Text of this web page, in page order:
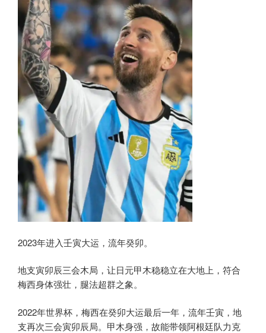
2023年进入壬寅大运，流年癸卯。
地支寅卯辰三会木局，让日元甲木稳稳立在大地上，符合
梅西身体强壮，腿法超群之象。
2022年世界杯，梅西在癸卯大运最后一年，流年壬寅，地
支再次三会寅卯辰局。甲木身强，故能带领阿根廷队力克